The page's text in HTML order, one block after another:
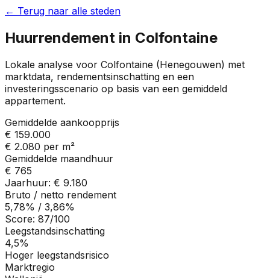
← Terug naar alle steden
Huurrendement in Colfontaine
Lokale analyse voor Colfontaine (Henegouwen) met
marktdata, rendementsinschatting en een
investeringsscenario op basis van een gemiddeld
appartement.
Gemiddelde aankoopprijs
€ 159.000
€ 2.080 per m²
Gemiddelde maandhuur
€ 765
Jaarhuur: € 9.180
Bruto / netto rendement
5,78% / 3,86%
Score: 87/100
Leegstandsinschatting
4,5%
Hoger leegstandsrisico
Marktregio